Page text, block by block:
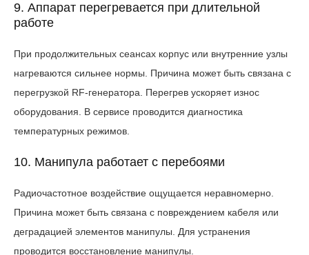
9. Аппарат перегревается при длительной
работе
При продолжительных сеансах корпус или внутренние узлы
нагреваются сильнее нормы. Причина может быть связана с
перегрузкой RF-генератора. Перегрев ускоряет износ
оборудования. В сервисе проводится диагностика
температурных режимов.
10. Манипула работает с перебоями
Радиочастотное воздействие ощущается неравномерно.
Причина может быть связана с повреждением кабеля или
деградацией элементов манипулы. Для устранения
проводится восстановление манипулы.